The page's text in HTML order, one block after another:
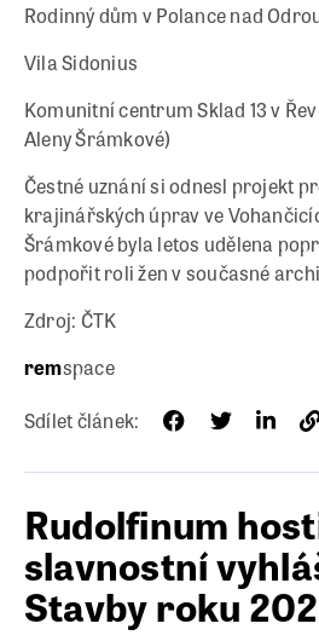
Rodinný dům v Polance nad
Vila Sidonius
Komunitní centrum Sklad 13 v
Aleny Šrámkové)
Čestné uznání si odnesl projekt
krajinářských úprav ve
Šrámkové byla letos udělena
podpořit roli žen v současné
Zdroj: ČTK
remspace
Sdílet článek:
Rudolfinum
slavnostní
Stavby roku